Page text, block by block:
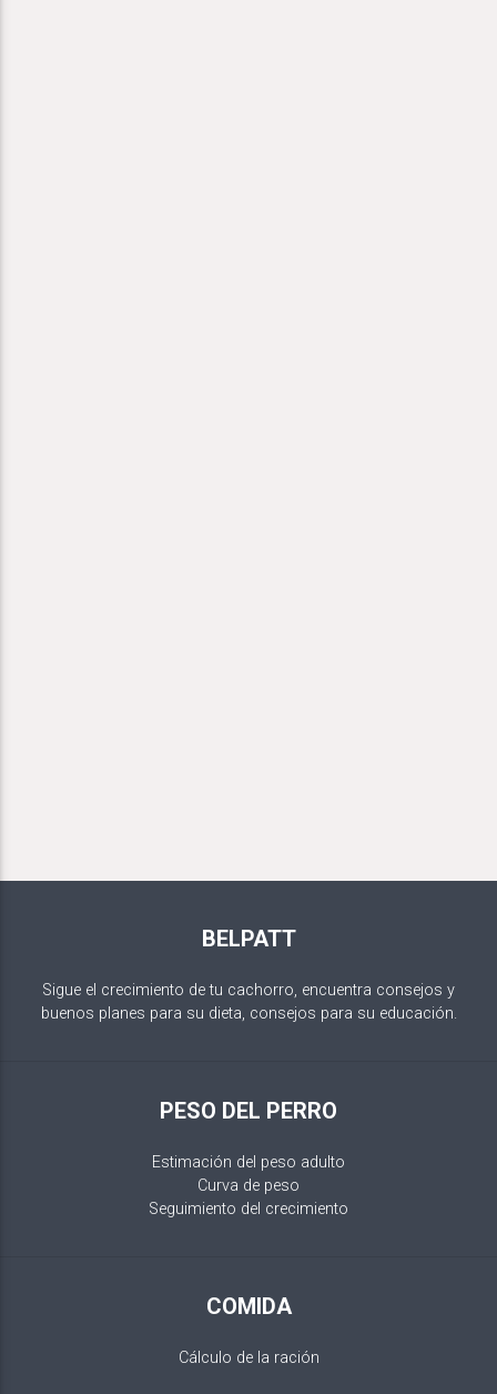
BELPATT
Sigue el crecimiento de tu cachorro, encuentra consejos y
buenos planes para su dieta, consejos para su educación.
PESO DEL PERRO
Estimación del peso adulto
Curva de peso
Seguimiento del crecimiento
COMIDA
Cálculo de la ración